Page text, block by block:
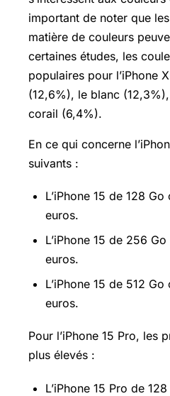
important de noter que
matière de couleurs
certaines études, les
populaires pour l’iPhone
(12,6%), le blanc
corail (6,4%).
En ce qui concerne
suivants :
L’iPhone 15 de 128
euros.
L’iPhone 15 de 256
euros.
L’iPhone 15 de 512
euros.
Pour l’iPhone 15 Pro, les
plus élevés :
L’iPhone 15 Pro de